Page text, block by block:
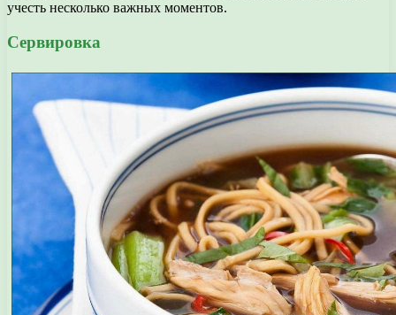
учесть несколько важных моментов.
Сервировка